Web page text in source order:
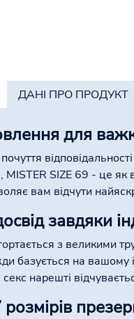
ДАНІ ПРО ПРОДУКТ
для
MISTER SIZE 69 - це
вам відчути
завдяки
з великими
базується на вашому
нарешті